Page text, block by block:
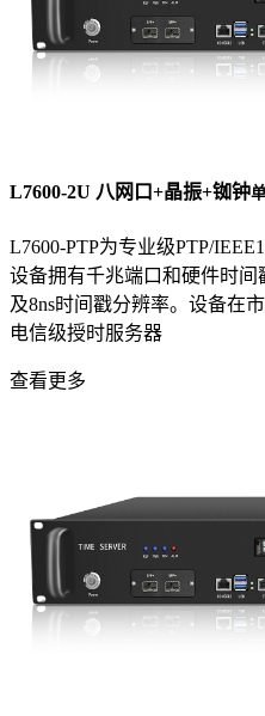
L7600-2U 八网口+晶振+铷钟
L7600-PTP为专业级PTP/
设备拥有千兆端口和硬件时间
及8ns时间戳分辨率。设备在
电信级授时服务器
查看更多